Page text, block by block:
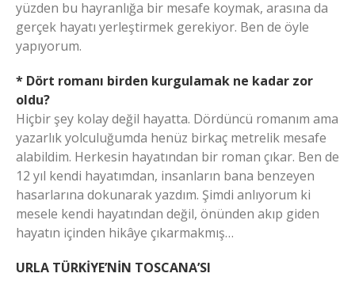
yüzden bu hayranlığa bir mesafe koymak, arasına da
gerçek hayatı yerleştirmek gerekiyor. Ben de öyle
yapıyorum.
* Dört romanı birden kurgulamak ne kadar zor
oldu?
Hiçbir şey kolay değil hayatta. Dördüncü romanım ama
yazarlık yolculuğumda henüz birkaç metrelik mesafe
alabildim. Herkesin hayatından bir roman çıkar. Ben de
12 yıl kendi hayatımdan, insanların bana benzeyen
hasarlarına dokunarak yazdım. Şimdi anlıyorum ki
mesele kendi hayatından değil, önünden akıp giden
hayatın içinden hikâye çıkarmakmış…
URLA TÜRKİYE’NİN TOSCANA’SI